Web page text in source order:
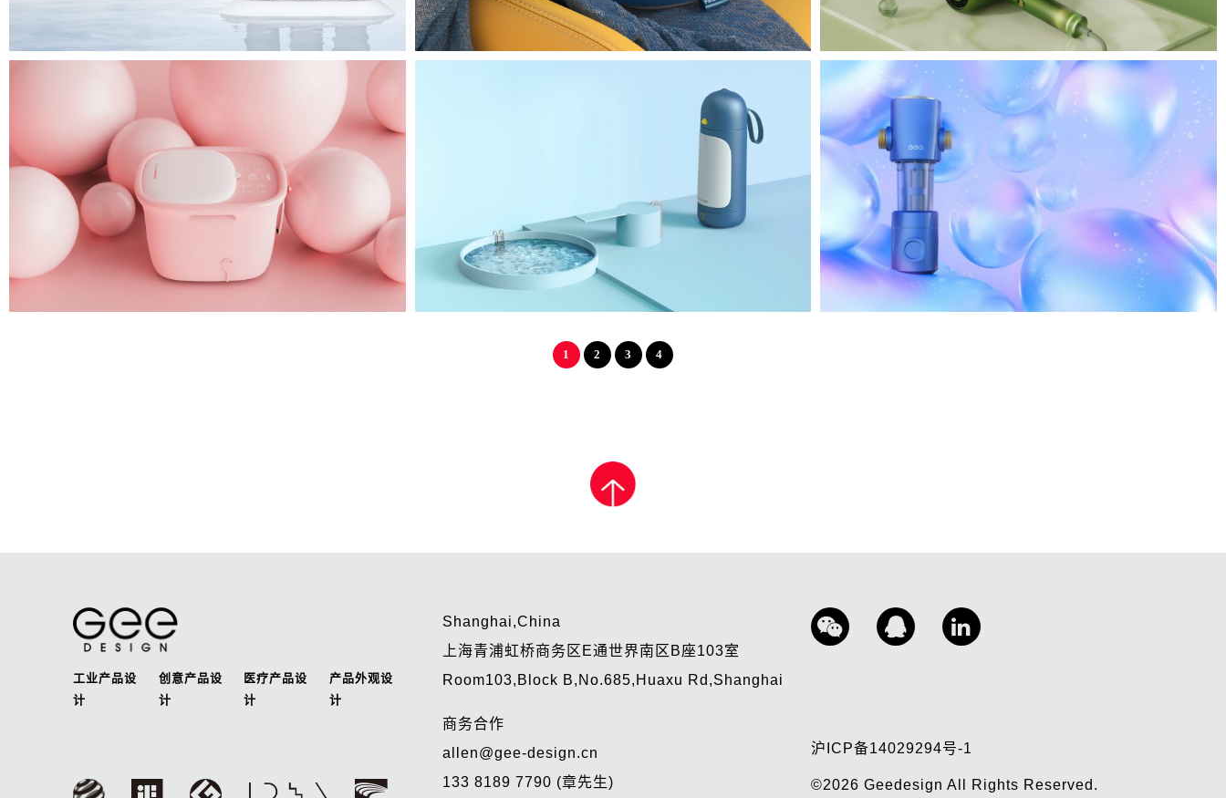
杯子工业设计
呆萌小确幸
前置过滤器工业设计
1 2 3 4
工业产品设
计
创意产品设
计
医疗产品设
计
产品外观设
计
Shanghai,China
上海青浦虹桥商务区E通世界南区B座103室
Room103,Block B,No.685,Huaxu Rd,Shanghai
商务合作
allen@gee-design.cn
133 8189 7790 (章先生)
沪ICP备14029294号-1
©2026GeedesignAll Rights Reserved.